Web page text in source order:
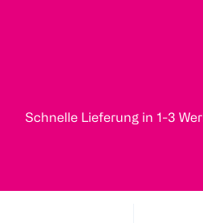
Schnelle Lieferung in 1-3